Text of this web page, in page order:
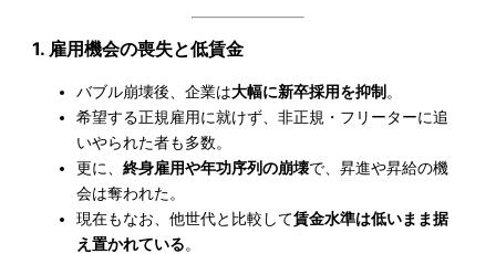
1. 雇用機会の喪失と低賃金
バブル崩壊後、企業は大幅に新卒採用を抑制 。
希望する正規雇用に就けず、非正規・フリーターに追
いやられた者も多数。
更に、終身雇用や年功序列の崩壊で、昇進や昇給の機
会は奪われた。
現在もなお、他世代と比較して賃金水準は低いまま据
え置かれている。